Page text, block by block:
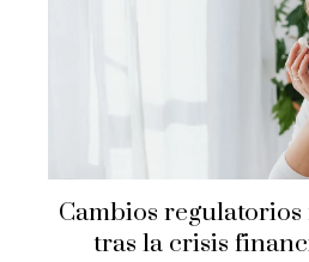
Cambios
tras la crisis